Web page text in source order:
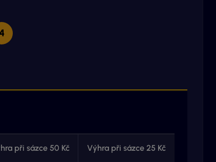
při sázce 50 Kč Výhra při sázce 25 Kč